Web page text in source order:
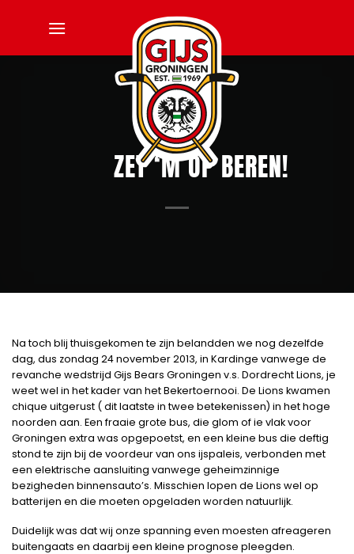
ZET ‘M OP BEREN!
Na toch blij thuisgekomen te zijn belandden we nog dezelfde
dag, dus zondag 24 november 2013, in Kardinge vanwege de
revanche wedstrijd Gijs Bears Groningen v.s. Dordrecht Lions, je
weet wel in het kader van het Bekertoernooi. De Lions kwamen
chique uitgerust ( dit laatste in twee betekenissen) in het hoge
noorden aan. Een fraaie grote bus, die glom of ie vlak voor
Groningen extra was opgepoetst, en een kleine bus die deftig
stond te zijn bij de voordeur van ons ijspaleis, verbonden met
een elektrische aansluiting vanwege geheimzinnige
bezigheden binnensauto’s. Misschien lopen de Lions wel op
batterijen en die moeten opgeladen worden natuurlijk.
Duidelijk was dat wij onze spanning even moesten afreageren
buitengaats en daarbij een kleine prognose pleegden.